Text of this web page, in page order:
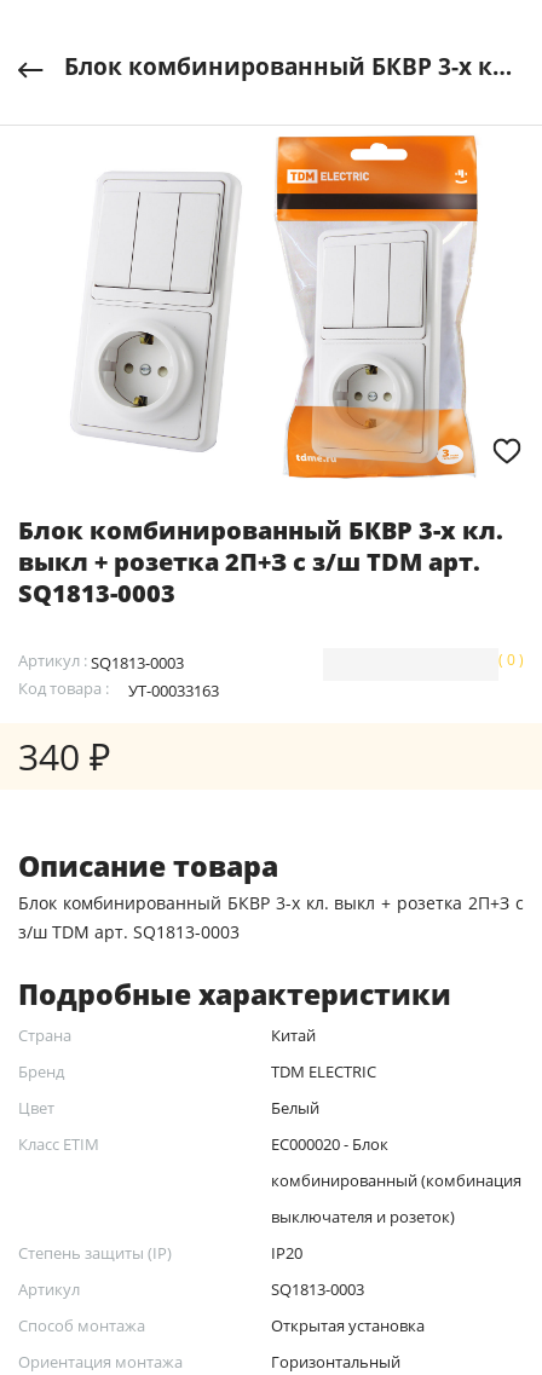
Блок комбинированный БКВР 3-х кл. выкл + розетка 2П+З с з/ш TDM арт. SQ1813-0003
Блок комбинированный БКВР 3-х кл.
выкл + розетка 2П+З с з/ш TDM арт.
SQ1813-0003
Артикул :SQ1813-0003
Код товара :
УТ-00033163
( 0 )
340 ₽
Описание товара
Блок комбинированный БКВР 3-х кл. выкл + розетка 2П+З с
з/ш TDM арт. SQ1813-0003
Подробные характеристики
Страна
Китай
Бренд
TDM ELECTRIC
Цвет
Белый
Класс ETIM
EC000020 - Блок
комбинированный (комбинация
выключателя и розеток)
Степень защиты (IP)
IP20
Артикул
SQ1813-0003
Способ монтажа
Открытая установка
Ориентация монтажа
Горизонтальный